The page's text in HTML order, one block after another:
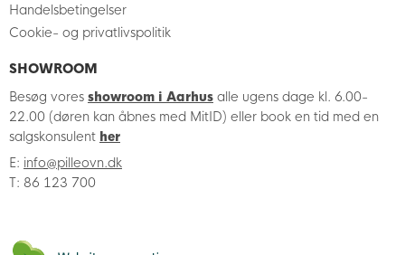
Handelsbetingelser
Cookie- og privatlivspolitik
SHOWROOM
Besøg vores showroom i Aarhus alle ugens dage kl. 6.00-
22.00 (døren kan åbnes med MitID) eller book en tid med en
salgskonsulent her
E: info@pilleovn.dk
T: 86 123 700